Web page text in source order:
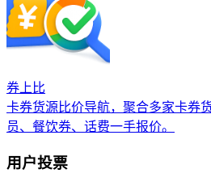
券上比
卡券货源比价导航，聚合多家卡券
员、餐饮券、话费一手报价。
用户投票